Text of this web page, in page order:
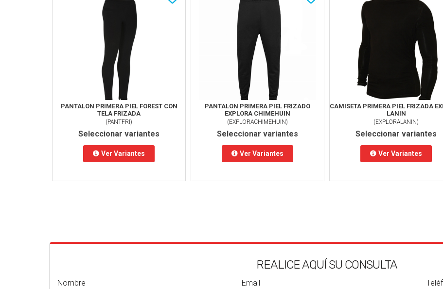
PANTALON PRIMERA PIEL FOREST CON
TELA FRIZADA
(PANTFRI )
Seleccionar variantes
Ver Variantes
PANTALON PRIMERA PIEL FRIZADO
EXPLORA CHIMEHUIN
(EXPLORACHIMEHUIN)
Seleccionar variantes
Ver Variantes
CAMISETA PRIMERA PIEL FRIZADA
LANIN
(EXPLORALANIN)
Seleccionar variantes
Ver Variantes
REALICE AQUÍ SU CONSULTA
Nombre Email